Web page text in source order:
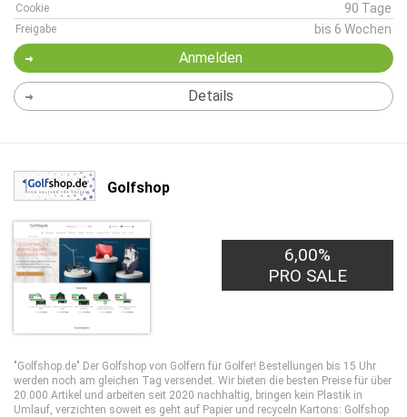
Cookie 90 Tage
Freigabe bis 6 Wochen
Anmelden
Details
Golfshop
6,00%
PRO SALE
"Golfshop.de" Der Golfshop von Golfern für Golfer! Bestellungen bis 15 Uhr
werden noch am gleichen Tag versendet. Wir bieten die besten Preise für über
20.000 Artikel und arbeiten seit 2020 nachhaltig, bringen kein Plastik in
Umlauf, verzichten soweit es geht auf Papier und recyceln Kartons: Golfshop